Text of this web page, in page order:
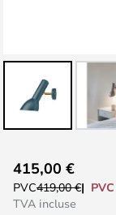
to
the
415,00 €
PVC419,00 €
TVA incluse